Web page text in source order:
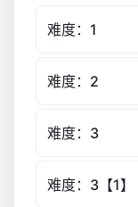
难度：1
难度：2
难度：3
难度：3【1】